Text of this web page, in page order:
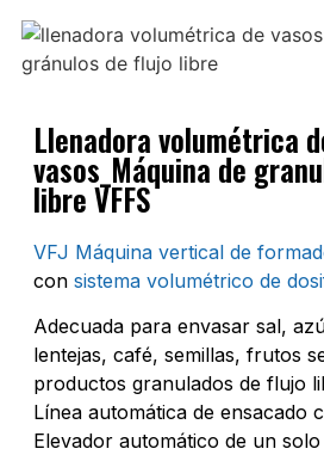
Llenadora volumétrica
vasos_Máquina de
libre VFFS
VFJ Máquina vertical de
con sistema volumétrico de
Adecuada para envasar sal,
lentejas, café, semillas, frutos
productos granulados de flujo
Línea automática de ensacado
Elevador automático de un